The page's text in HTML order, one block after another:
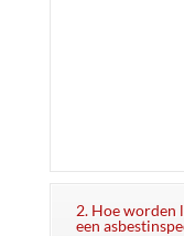
2. Hoe worden
een